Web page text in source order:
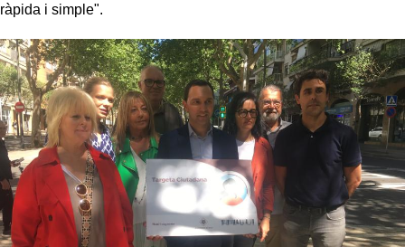
ràpida i simple".